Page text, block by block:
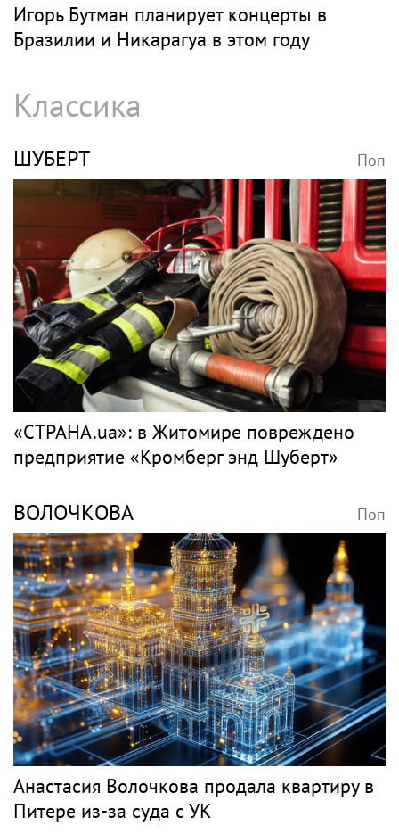
Игорь Бутман планирует концерты в
Бразилии и Никарагуа в этом году
Классика
ШУБЕРТ Поп
«СТРАНА.ua»: в Житомире повреждено
предприятие «Кромберг энд Шуберт»
ВОЛОЧКОВА Поп
Анастасия Волочкова продала квартиру в
Питере из-за суда с УК